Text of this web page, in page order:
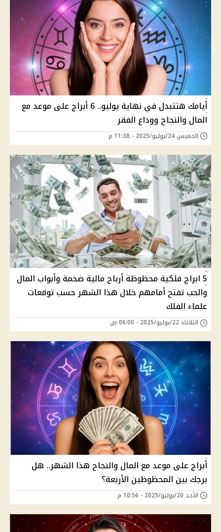
أيامك هتتبدل في نهاية يوليو.. 6 أبراج على موعد مع
المال والنجاح ووداع الفقر
الخميس 24/يوليو/2025 - 11:38 م
5 ابراج فلكية محظوظة أرباح مالية ضخمة وأبواب المال
والحب تفتح أمامهم خلال هذا الشهر حسب توقعات
علماء الفلك
الثلاثاء 22/يوليو/2025 - 06:00 ص
أبراج على موعد مع المال والنجاح هذا الشهر.. هل
برجك بين المحظوظين الأربعة؟
الأحد 20/يوليو/2025 - 10:56 م